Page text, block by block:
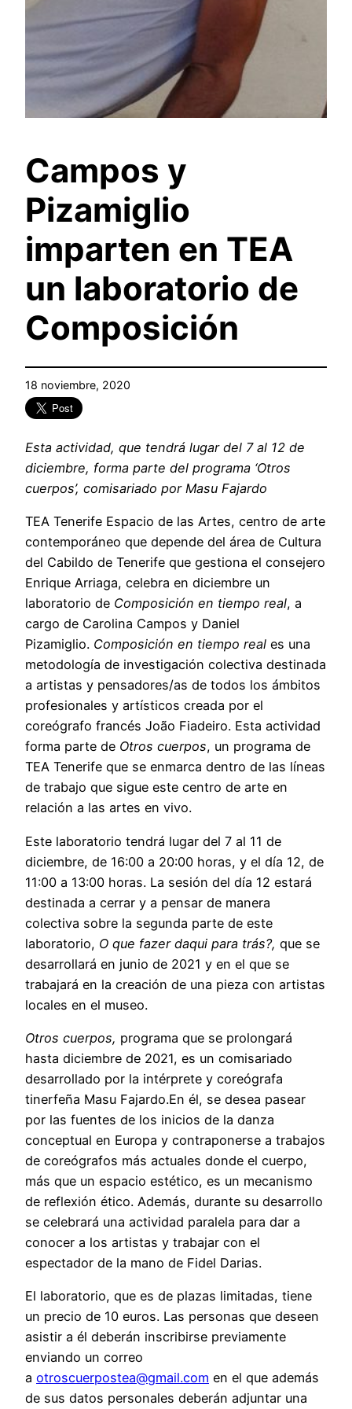
Campos y
Pizamiglio
imparten en TEA
un laboratorio de
Composición
18 noviembre, 2020
Esta actividad, que tendrá lugar del 7 al 12 de
diciembre, forma parte del programa ‘Otros
cuerpos’, comisariado por Masu Fajardo
TEA Tenerife Espacio de las Artes, centro de arte
contemporáneo que depende del área de Cultura
del Cabildo de Tenerife que gestiona el consejero
Enrique Arriaga, celebra en diciembre un
laboratorio de Composición en tiempo real, a
cargo de Carolina Campos y Daniel
Pizamiglio. Composición en tiempo real es una
metodología de investigación colectiva destinada
a artistas y pensadores/as de todos los ámbitos
profesionales y artísticos creada por el
coreógrafo francés João Fiadeiro. Esta actividad
forma parte de Otros cuerpos, un programa de
TEA Tenerife que se enmarca dentro de las líneas
de trabajo que sigue este centro de arte en
relación a las artes en vivo.
Este laboratorio tendrá lugar del 7 al 11 de
diciembre, de 16:00 a 20:00 horas, y el día 12, de
11:00 a 13:00 horas. La sesión del día 12 estará
destinada a cerrar y a pensar de manera
colectiva sobre la segunda parte de este
laboratorio, O que fazer daqui para trás?, que se
desarrollará en junio de 2021 y en el que se
trabajará en la creación de una pieza con artistas
locales en el museo.
Otros cuerpos, programa que se prolongará
hasta diciembre de 2021, es un comisariado
desarrollado por la intérprete y coreógrafa
tinerfeña Masu Fajardo.En él, se desea pasear
por las fuentes de los inicios de la danza
conceptual en Europa y contraponerse a trabajos
de coreógrafos más actuales donde el cuerpo,
más que un espacio estético, es un mecanismo
de reflexión ético. Además, durante su desarrollo
se celebrará una actividad paralela para dar a
conocer a los artistas y trabajar con el
espectador de la mano de Fidel Darias.
El laboratorio, que es de plazas limitadas, tiene
un precio de 10 euros. Las personas que deseen
asistir a él deberán inscribirse previamente
enviando un correo
a otroscuerpostea@gmail.com en el que además
de sus datos personales deberán adjuntar una